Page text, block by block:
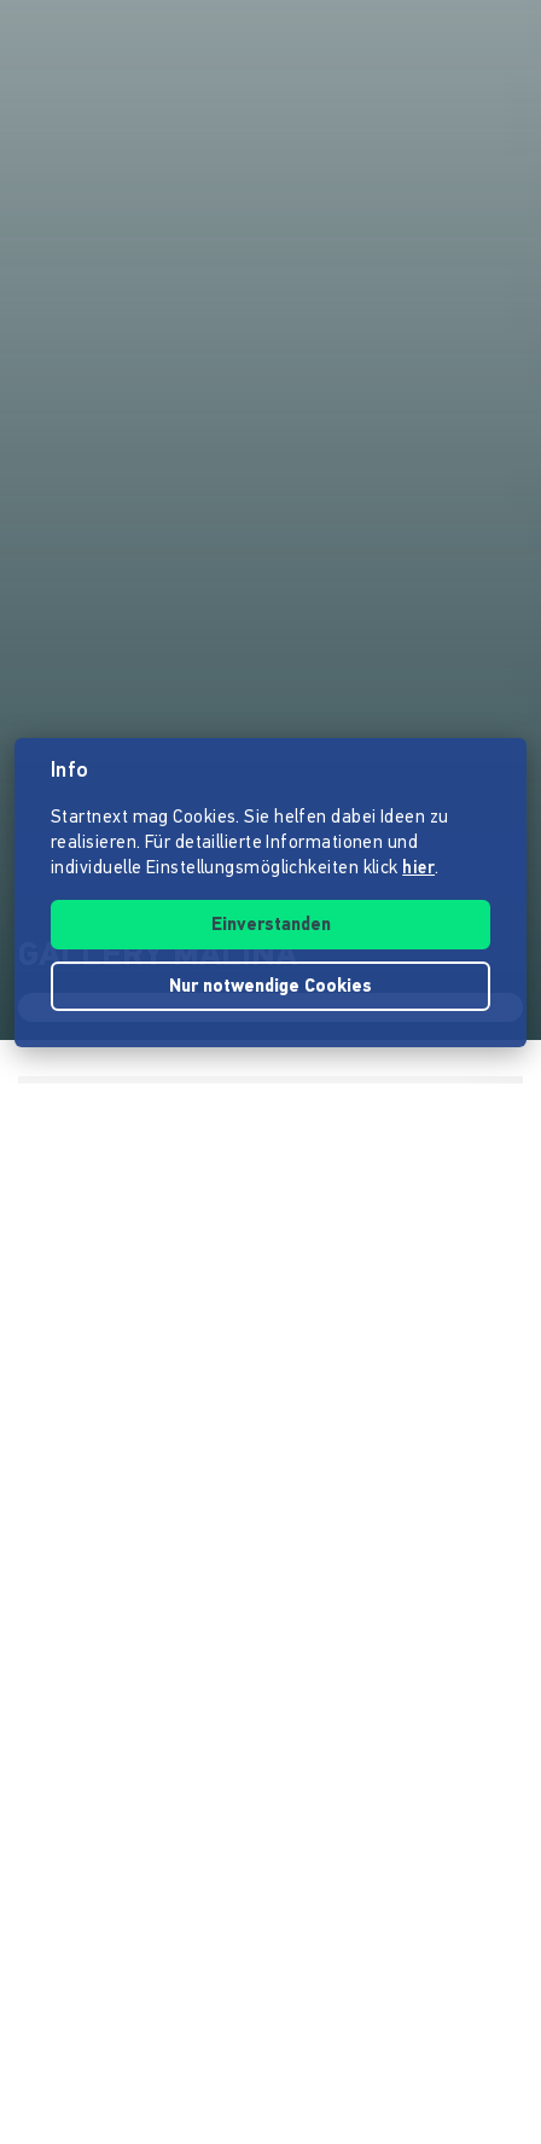
GALLERY MALINA
Info
Startnext mag Cookies. Sie helfen dabei Ideen zu
realisieren. Für detaillierte Informationen und
individuelle Einstellungsmöglichkeiten klick hier.
Einverstanden
Nur notwendige Cookies